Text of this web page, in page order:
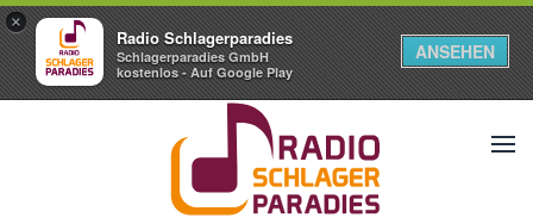
×
Radio Schlagerparadies
Schlagerparadies GmbH
kostenlos - Auf Google Play
ANSEHEN